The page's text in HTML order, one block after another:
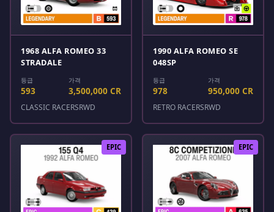
1968 ALFA ROMEO 33
STRADALE
등급
593
가격
3,500,000 CR
CLASSIC RACERSRWD
1990 ALFA ROMEO SE
048SP
등급
978
가격
950,000 CR
RETRO RACERSRWD
EPIC EPIC